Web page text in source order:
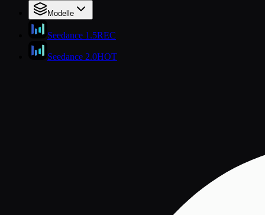
Modelle
Seedance 1.5REC
Seedance 2.0HOT